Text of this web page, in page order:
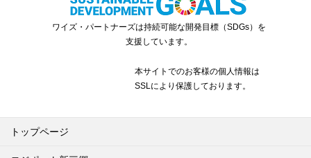
ワイズ・パートナーズは持続可能な開発目標（SDGs）を
支援しています。
本サイトでのお客様の個人情報は
SSLにより保護しております。
トップページ